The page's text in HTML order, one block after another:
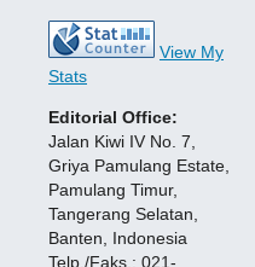
View My
Stats
Editorial Office:
Jalan Kiwi IV No. 7,
Griya Pamulang Estate,
Pamulang Timur,
Tangerang Selatan,
Banten, Indonesia
Telp./Faks.: 021-